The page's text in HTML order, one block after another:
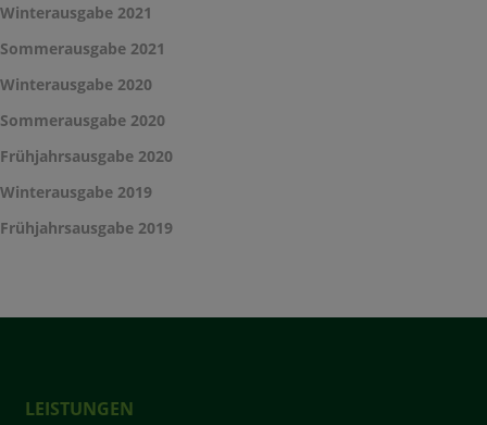
Winterausgabe 2021
Sommerausgabe 2021
Winterausgabe 2020
Sommerausgabe 2020
Frühjahrsausgabe 2020
Winterausgabe 2019
Frühjahrsausgabe 2019
LEISTUNGEN